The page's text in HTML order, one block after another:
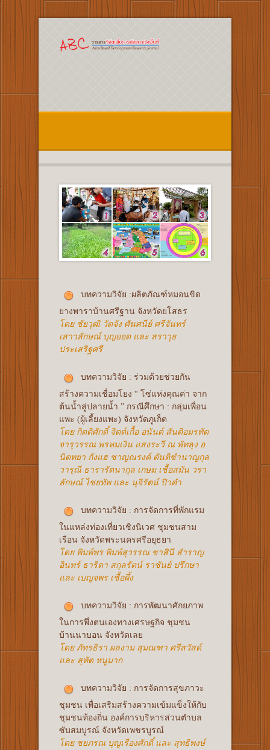
บทความวิจัย :ผลิตภัณฑ์หมอนขิด
ยางพาราบ้านศรีฐาน จังหวัดยโสธร
โดย ชัยวุฒิ วัดจัง ศันศนีย์ ศรีจันทร์
เสาวลักษณ์ บุญยอด และ สราวุธ
ประเสริฐศรี
บทความวิจัย : ร่วมด้วยช่วยกัน
สร้างความเชื่อมโยง “ โซ่แห่งคุณค่า จาก
ต้นน้ำสู่ปลายน้ำ ” กรณีศึกษา : กลุ่มเพื่อน
แพะ (ผู้เลี้ยงแพะ) จังหวัดภูเก็ต
โดย กิตติศักดิ์ จิตต์เกื้อ อนันต์ สันติอมรทัต
จารุวรรณ พรหมเงิน แสงระวี ณ พัทลุง อ
นิตทยา กังแฮ ชาญณรงค์ ตันติชำนาญกุล
วารุณี ธารารัตนากุล เกษม เชื้อสมัน วรา
ลักษณ์ ไชยทัพ และ นุจิรัตน์ ปิวคำ
บทความวิจัย : การจัดการที่พักแรม
ในแหล่งท่องเที่ยวเชิงนิเวศ ชุมชนสาม
เรือน จังหวัดพระนครศรีอยุธยา
โดย พิมพ์พร พิมพ์สุวรรณ ชาสินี สำราญ
อินทร์ ธาริดา สกุลรัตน์ ราชันย์ ปรึกษา
และ เบญจพร เชื้อผึ้ง
บทความวิจัย : การพัฒนาศักยภาพ
ในการพึ่งตนเองทางเศรษฐกิจ ชุมชน
บ้านนาบอน จังหวัดเลย
โดย ภัทรธิรา ผลงาม สุมณฑา ศรีสวัสด์
และ สุทัต หนูมาก
บทความวิจัย : การจัดการสุขภาวะ
ชุมชน เพื่อเสริมสร้างความเข้มแข็งให้กับ
ชุมชนท้องถิ่น องค์การบริหารส่วนตำบล
ซับสมบูรณ์ จังหวัดเพชรบูรณ์
โดย ชยภรณ บุญเรืองศักดิ์ และ สุทธิพงษ์